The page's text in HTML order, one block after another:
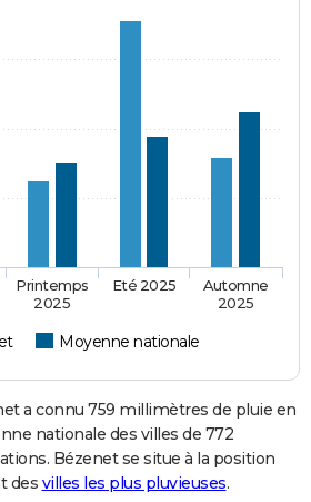
Moyenne nationale
Printemps
2025
Eté 2025
Automne
2025
a connu 759 millimètres de pluie en
nationale des villes de 772
Bézenet se situe à la position
des villes les plus pluvieuses.